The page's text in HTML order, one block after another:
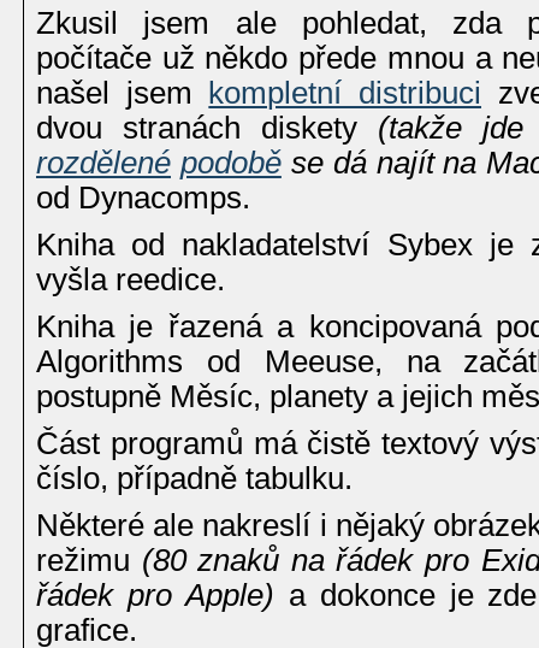
Zkusil jsem ale pohledat, zda
počítače už někdo přede mnou a
našel jsem
kompletní distribuci
dvou stranách diskety (takže
rozdělené podoběse dá najít na
od Dynacomps.
Kniha od nakladatelství Sybex je
vyšla reedice.
Kniha je řazená a koncipovaná
Algorithms od Meeuse, na
postupně Měsíc, planety a jejich
Část programů má čistě textový
číslo, případně tabulku.
Některé ale nakreslí i nějaký
režimu (80 znaků na řádek pro
řádek pro Apple) a dokonce je
grafice.